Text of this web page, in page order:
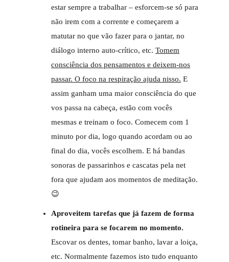
estar sempre a trabalhar – esforcem-se só para
não irem com a corrente e começarem a
matutar no que vão fazer para o jantar, no
diálogo interno auto-crítico, etc. Tomem
consciência dos pensamentos e deixem-nos
passar. O foco na respiração ajuda nisso. E
assim ganham uma maior consciência do que
vos passa na cabeça, estão com vocês
mesmas e treinam o foco. Comecem com 1
minuto por dia, logo quando acordam ou ao
final do dia, vocês escolhem. E há bandas
sonoras de passarinhos e cascatas pela net
fora que ajudam aos momentos de meditação.
😉
Aproveitem tarefas que já fazem de forma
rotineira para se focarem no momento.
Escovar os dentes, tomar banho, lavar a loiça,
etc. Normalmente fazemos isto tudo enquanto